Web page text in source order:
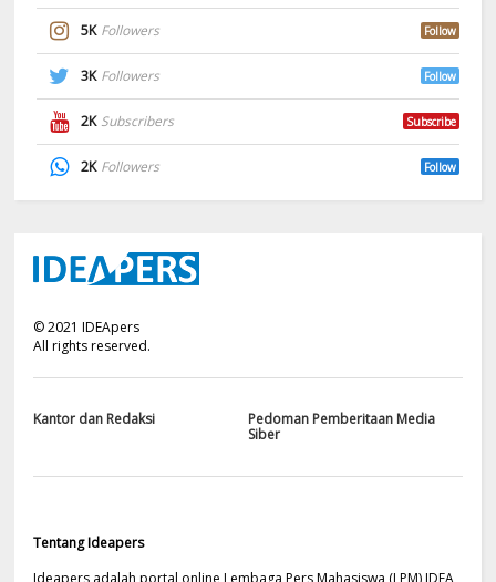
5K Followers Follow
3K Followers Follow
2K Subscribers Subscribe
2K Followers Follow
©2021 IDEApers
All rights reserved.
Kantor dan Redaksi
Pedoman Pemberitaan Media
Siber
Tentang Ideapers
Ideapers adalah portal online Lembaga Pers Mahasiswa (LPM) IDEA